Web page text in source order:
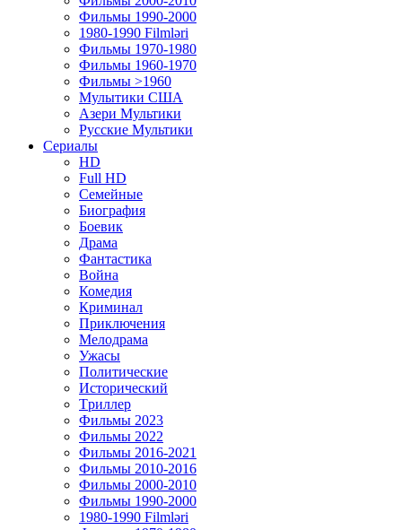
Фильмы 1990-2000
1980-1990 Filmləri
Фильмы 1970-1980
Фильмы 1960-1970
Фильмы >1960
Мулытики США
Азери Мультики
Русские Мультики
Сериалы
HD
Full HD
Семейные
Биография
Боевик
Драма
Фантастика
Война
Комедия
Криминал
Приключения
Мелодрама
Ужасы
Политические
Исторический
Tриллер
Фильмы 2023
Фильмы 2022
Фильмы 2016-2021
Фильмы 2010-2016
Фильмы 2000-2010
Фильмы 1990-2000
1980-1990 Filmləri